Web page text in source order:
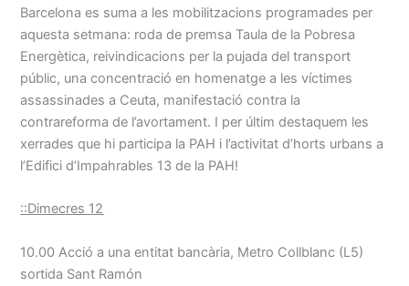
Barcelona es suma a les mobilitzacions programades per
aquesta setmana: roda de premsa Taula de la Pobresa
Energètica, reivindicacions per la pujada del transport
públic, una concentració en homenatge a les víctimes
assassinades a Ceuta, manifestació contra la
contrareforma de l’avortament. I per últim destaquem les
xerrades que hi participa la PAH i l’activitat d’horts urbans a
l’Edifici d’Impahrables 13 de la PAH!
::Dimecres 12
10.00 Acció a una entitat bancària, Metro Collblanc (L5)
sortida Sant Ramón